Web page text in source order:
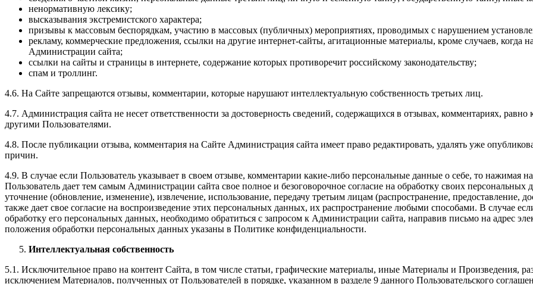
ненормативную лексику;
высказывания экстремистского характера;
призывы к массовым беспорядкам, участию в массовых (публичных) мероприятиях, проводимых с нарушением
рекламу, коммерческие предложения, ссылки на другие интернет-сайты, агитационные материалы, кроме случаев, когда
Администрации сайта;
ссылки на сайты и страницы в интернете, содержание которых противоречит российскому законодательству;
спам и троллинг.
4.6. На Сайте запрещаются отзывы, комментарии, которые нарушают интеллектуальную собственность третьих лиц.
4.7. Администрация сайта не несет ответственности за достоверность сведений, содержащихся в отзывах, комментариях,
другими Пользователями.
4.8. После публикации отзыва, комментария на Сайте Администрация сайта имеет право редактировать, удалять уже
причин.
4.9. В случае если Пользователь указывает в своем отзыве, комментарии какие-либо персональные данные о себе, то нажимая
Пользователь дает тем самым Администрации сайта свое полное и безоговорочное согласие на обработку своих
уточнение (обновление, изменение), извлечение, использование, передачу третьим лицам (распространение, предоставление,
также дает свое согласие на воспроизведение этих персональных данных, их распространение любыми способами. В случае
обработку его персональных данных, необходимо обратиться с запросом к Администрации сайта, направив письмо на адрес
положения обработки персональных данных указаны в Политике конфиденциальности.
Интеллектуальная собственность
5.1. Исключительное право на контент Сайта, в том числе статьи, графические материалы, иные Материалы и Произведения,
исключением Материалов, полученных от Пользователей в порядке, указанном в разделе 9 данного Пользовательского